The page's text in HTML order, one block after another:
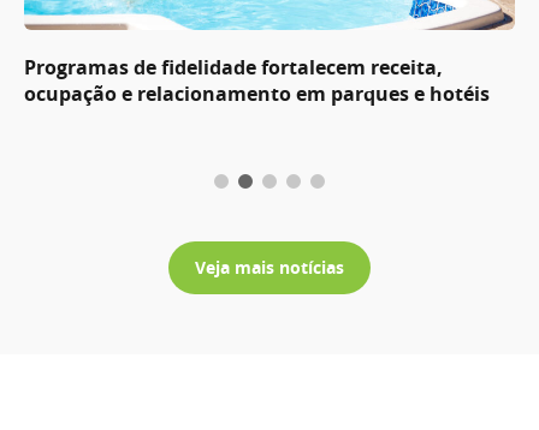
Programas de fidelidade fortalecem receita,
ocupação e relacionamento em parques e hotéis
Veja mais notícias